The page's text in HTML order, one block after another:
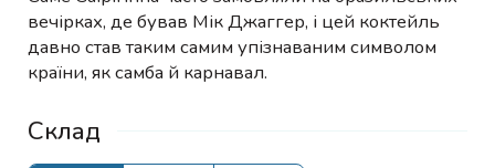
вечірках, де бував Мік Джаггер, і цей коктейль
давно став таким самим упізнаваним символом
країни, як самба й карнавал.
Склад